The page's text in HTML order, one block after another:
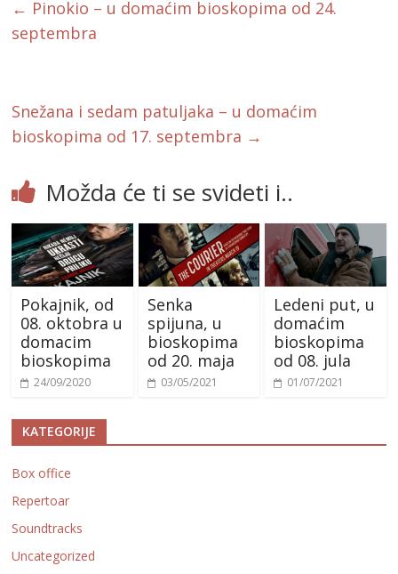
b
o
er l
← Pinokio – u domaćim bioskopima od 24.
septembra
Snežana i sedam patuljaka – u domaćim
bioskopima od 17. septembra →
Možda će ti se svideti i..
Pokajnik, od
08. oktobra u
domacim
bioskopima
24/09/2020
Senka
spijuna, u
bioskopima
od 20. maja
03/05/2021
Ledeni put, u
domaćim
bioskopima
od 08. jula
01/07/2021
KATEGORIJE
Box office
Repertoar
Soundtracks
Uncategorized